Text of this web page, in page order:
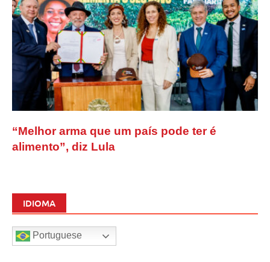
“Melhor arma que um país pode ter é
alimento”, diz Lula
IDIOMA
Portuguese